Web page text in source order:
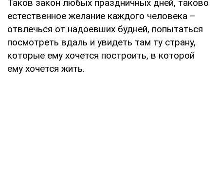
Таков закон любых праздничных дней, таково
естественное желание каждого человека –
отвлечься от надоевших будней, попытаться
посмотреть вдаль и увидеть там ту страну,
которые ему хочется построить, в которой
ему хочется жить.